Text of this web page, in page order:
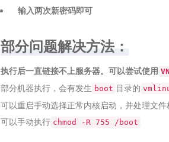
输入两次新密码即可
部分问题解决方法：
执行后一直链接不上服务器。可以尝试使用
部分机器执行，会有发生 boot 目录的
可以重启手动选择正常内核启动，并处理文件
可以手动执行 chmod -R 755 /boot